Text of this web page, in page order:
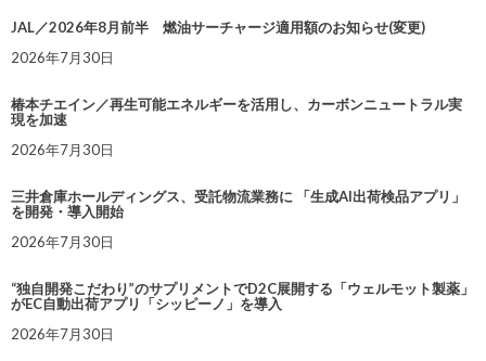
JAL／2026年8月前半 燃油サーチャージ適用額のお知らせ(変更)
2026年7月30日
椿本チエイン／再生可能エネルギーを活用し、カーボンニュートラル実
現を加速
2026年7月30日
三井倉庫ホールディングス、受託物流業務に 「生成AI出荷検品アプリ」
を開発・導入開始
2026年7月30日
“独自開発こだわり”のサプリメントでD2C展開する「ウェルモット製薬」
がEC自動出荷アプリ「シッピーノ」を導入
2026年7月30日